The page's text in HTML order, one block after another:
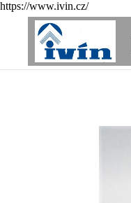
https://www.ivin.cz/